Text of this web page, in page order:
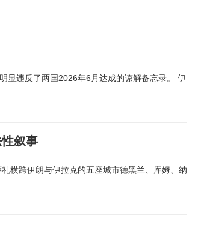
显违反了两国2026年6月达成的谅解备忘录。 伊
叙事
横跨伊朗与伊拉克的五座城市德黑兰、库姆、纳